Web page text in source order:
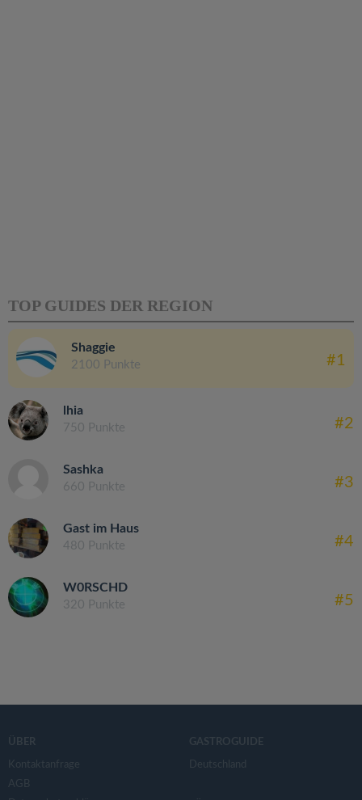
TOP GUIDES DER REGION
Shaggie
2100 Punkte #1
lhia
750 Punkte #2
Sashka
660 Punkte #3
Gast im Haus
480 Punkte #4
W0RSCHD
320 Punkte #5
ÜBER
Kontaktanfrage
AGB
GASTROGUIDE
Deutschland